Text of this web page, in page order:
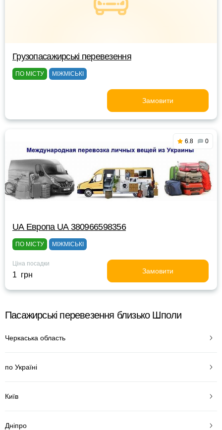
Грузопасажирські перевезення
ПО МІСТУ МІЖМІСЬКІ
Замовити
6.8 0
UА Европа UА 380966598356
ПО МІСТУ МІЖМІСЬКІ
Ціна посадки
1 грн Замовити
Пасажирські перевезення близько Шполи
Черкаська область
по Україні
Київ
Дніпро